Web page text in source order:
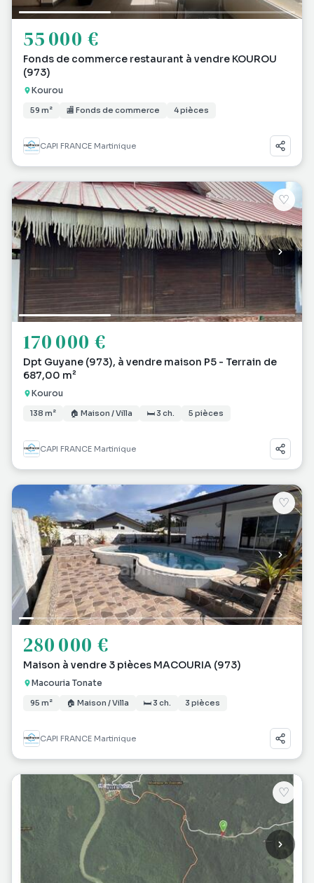
55 000 €
Fonds de commerce restaurant à vendre KOUROU
(973)
Kourou
59 m² 🏬 Fonds de commerce 4 pièces
CAPI FRANCE Martinique
♡
170 000 €
Dpt Guyane (973), à vendre maison P5 - Terrain de
687,00 m²
Kourou
138 m² 🏠 Maison / Villa 🛏 3 ch. 5 pièces
CAPI FRANCE Martinique
♡
280 000 €
Maison à vendre 3 pièces MACOURIA (973)
Macouria Tonate
95 m² 🏠 Maison / Villa 🛏 3 ch. 3 pièces
CAPI FRANCE Martinique
♡